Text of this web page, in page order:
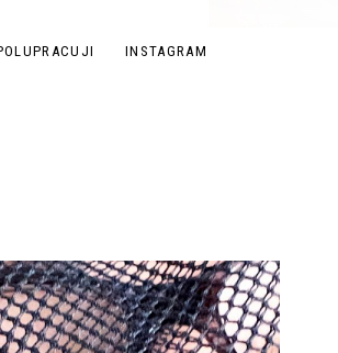
INSTAGRAM